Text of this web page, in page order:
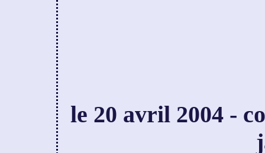
le 20 avril 2004 -